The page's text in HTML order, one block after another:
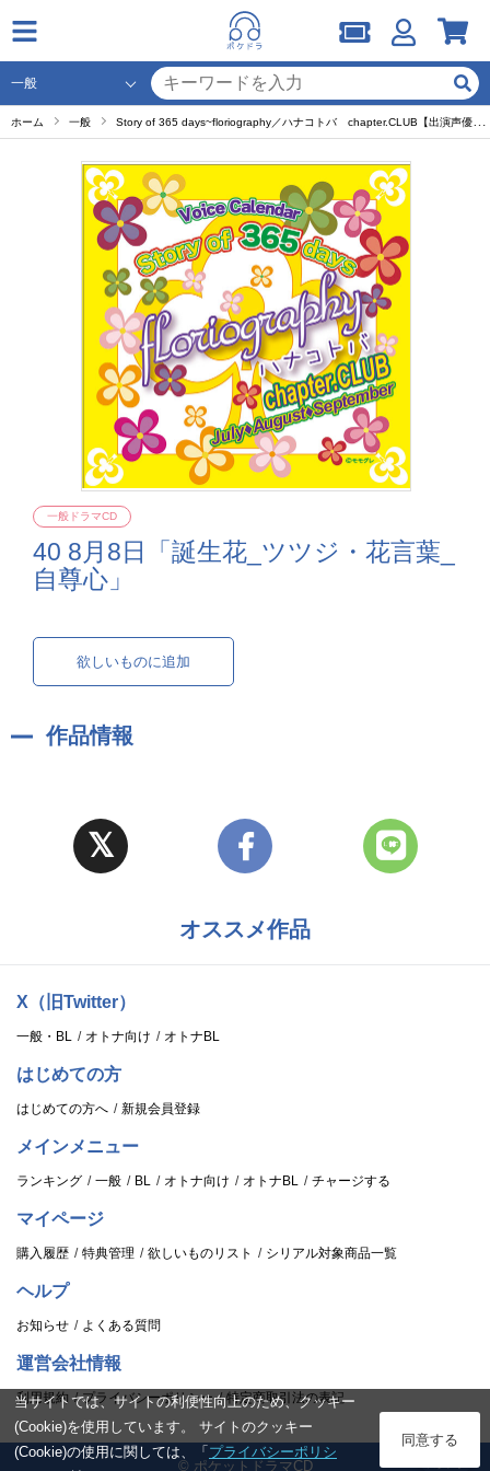
ホーム 一般 Story of 365 days~floriography／ハナコトバ chapter.CLUB【出演声優：高橋広樹 立花慎之介 櫻井孝宏】
40 8月8日「誕生花_ツツジ・花言葉_
自尊心」
一般ドラマCD
欲しいものに追加
作品情報
オススメ作品
X（旧Twitter）
一般・BL オトナ向け オトナBL
はじめての方
はじめての方へ 新規会員登録
メインメニュー
ランキング 一般 BL オトナ向け オトナBL チャージする
マイページ
購入履歴 特典管理 欲しいものリスト シリアル対象商品一覧
ヘルプ
お知らせ よくある質問
運営会社情報
利用規約 プライバシーポリシー 特定商取引法の表記
© ポケットドラマCD
当サイトでは、サイトの利便性向上のため、クッキー
(Cookie)を使用しています。 サイトのクッキー
(Cookie)の使用に関しては、「 プライバシーポリシ
同意する